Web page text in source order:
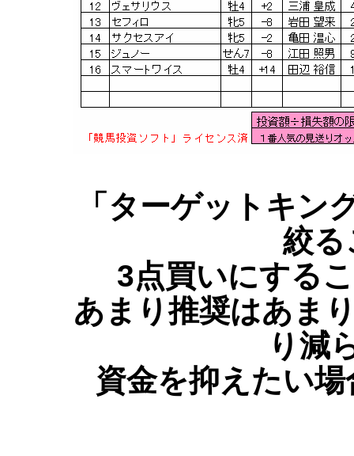
「ターゲットキ
絞る
3点買いにする
あまり推奨はあま
り減
資金を抑えたい